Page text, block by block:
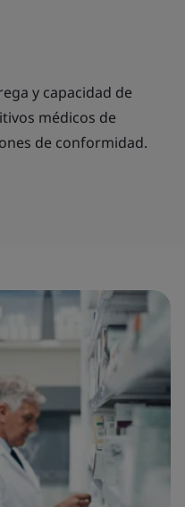
y capacidad de
médicos de
de conformidad.